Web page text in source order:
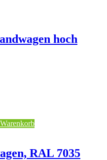
hoch
RAL 7035